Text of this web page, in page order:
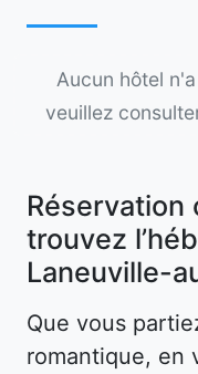
Aucun hôtel
veuillez
Réservation
trouvez
Laneuville-
Que vous
romantique, en